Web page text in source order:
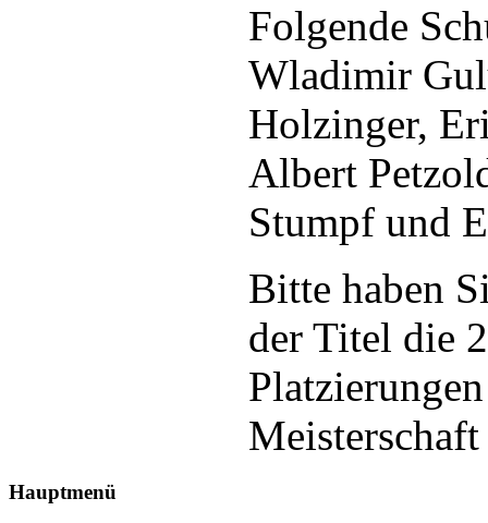
Folgende
Wladimir
Holzinger,
Albert
Stumpf und
Bitte haben
der Titel die
Hauptmenü